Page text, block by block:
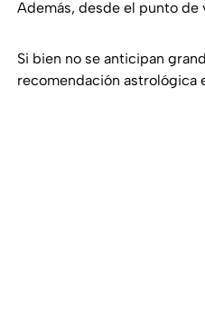
Además, desde el punto de
Si bien no se anticipan
recomendación astrológica